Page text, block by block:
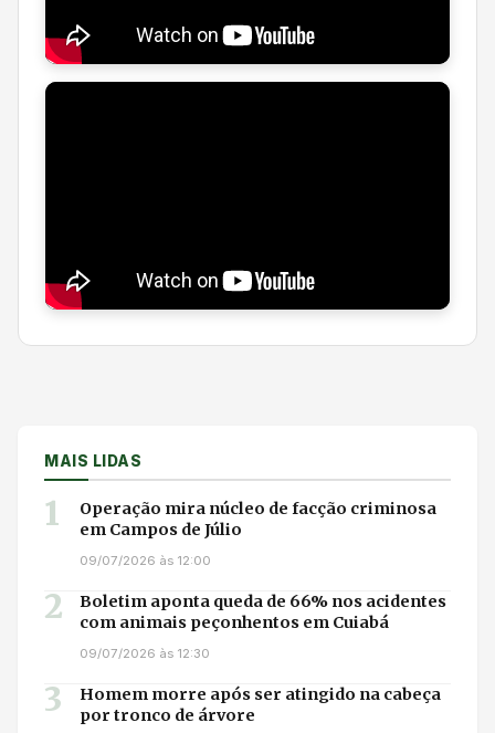
MAIS LIDAS
1
Operação mira núcleo de facção criminosa
em Campos de Júlio
09/07/2026 às 12:00
2
Boletim aponta queda de 66% nos acidentes
com animais peçonhentos em Cuiabá
09/07/2026 às 12:30
3
Homem morre após ser atingido na cabeça
por tronco de árvore